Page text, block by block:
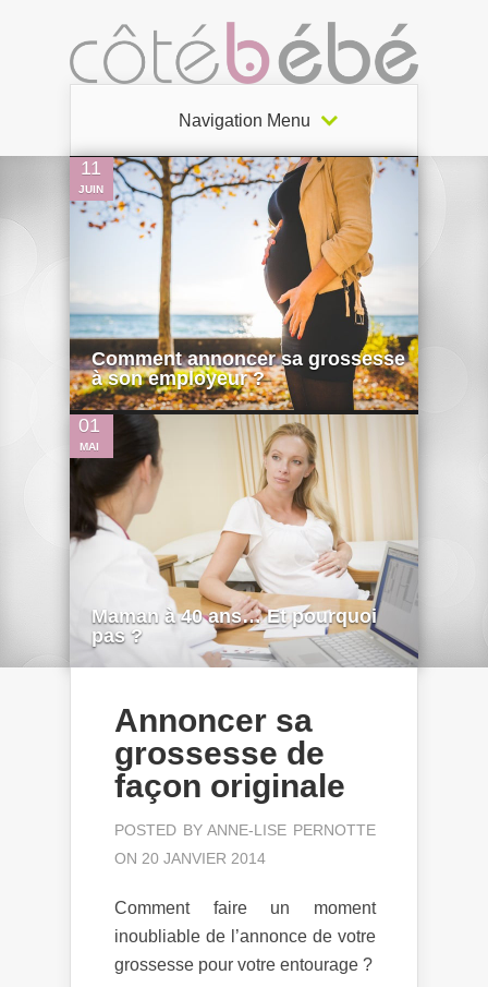
Navigation Menu
11
JUIN
Comment annoncer sa grossesse
à son employeur ?
01
MAI
0
Maman à 40 ans… Et pourquoi
pas ?
Annoncer sa
grossesse de
façon originale
POSTED BYANNE-LISE PERNOTTE
ON 20 JANVIER 2014
Comment faire un moment
inoubliable de l’annonce de votre
grossesse pour votre entourage ?